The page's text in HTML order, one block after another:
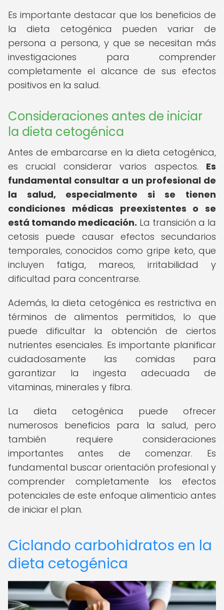
Es importante destacar que los beneficios de
la dieta cetogénica pueden variar de
persona a persona, y que se necesitan más
investigaciones para comprender
completamente el alcance de sus efectos
positivos en la salud.
Consideraciones antes de iniciar
la dieta cetogénica
Antes de embarcarse en la dieta cetogénica,
es crucial considerar varios aspectos. Es
fundamental consultar a un profesional de
la salud, especialmente si se tienen
condiciones médicas preexistentes o se
está tomando medicación. La transición a la
cetosis puede causar efectos secundarios
temporales, conocidos como gripe keto, que
incluyen fatiga, mareos, irritabilidad y
dificultad para concentrarse.
Además, la dieta cetogénica es restrictiva en
términos de alimentos permitidos, lo que
puede dificultar la obtención de ciertos
nutrientes esenciales. Es importante planificar
cuidadosamente las comidas para
garantizar la ingesta adecuada de
vitaminas, minerales y fibra.
La dieta cetogénica puede ofrecer
numerosos beneficios para la salud, pero
también requiere consideraciones
importantes antes de comenzar. Es
fundamental buscar orientación profesional y
comprender completamente los efectos
potenciales de este enfoque alimenticio antes
de iniciar el plan.
Ciclando carbohidratos en la
dieta cetogénica